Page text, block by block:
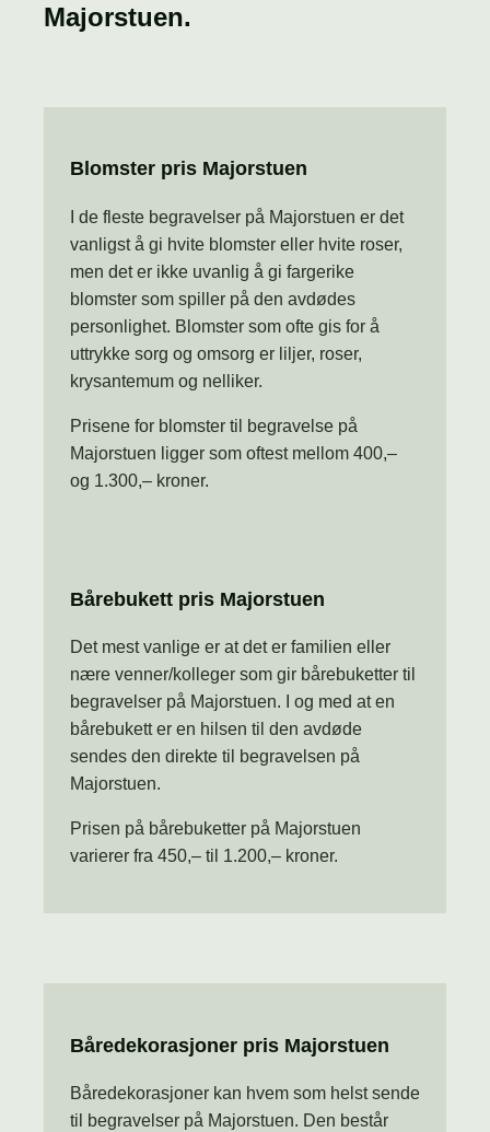
Majorstuen.
Blomster pris Majorstuen
I de fleste begravelser på Majorstuen er det
vanligst å gi hvite blomster eller hvite roser,
men det er ikke uvanlig å gi fargerike
blomster som spiller på den avdødes
personlighet. Blomster som ofte gis for å
uttrykke sorg og omsorg er liljer, roser,
krysantemum og nelliker.
Prisene for blomster til begravelse på
Majorstuen ligger som oftest mellom 400,–
og 1.300,– kroner.
Bårebukett pris Majorstuen
Det mest vanlige er at det er familien eller
nære venner/kolleger som gir bårebuketter til
begravelser på Majorstuen. I og med at en
bårebukett er en hilsen til den avdøde
sendes den direkte til begravelsen på
Majorstuen.
Prisen på bårebuketter på Majorstuen
varierer fra 450,– til 1.200,– kroner.
Båredekorasjoner pris Majorstuen
Båredekorasjoner kan hvem som helst sende
til begravelser på Majorstuen. Den består